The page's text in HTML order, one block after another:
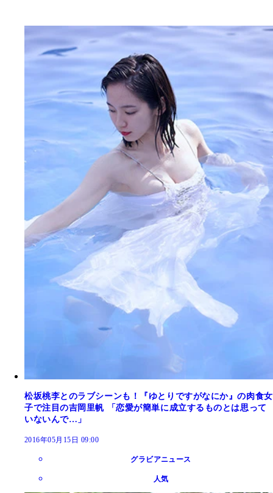
松坂桃李とのラブシーンも！『ゆとりですがなにか』の肉食女
子で注目の吉岡里帆 「恋愛が簡単に成立するものとは思って
いないんで…」
2016年05月15日 09:00
グラビアニュース
人気